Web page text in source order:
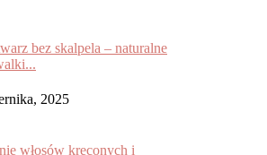
bez skalpela – naturalne
2025
włosów kręconych i